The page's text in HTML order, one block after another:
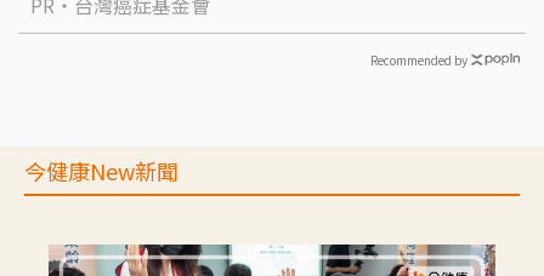
Recommended by
今健康New新聞